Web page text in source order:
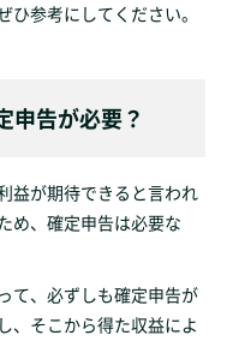
参考にしてください。
申告が必要？
益が期待できると言われ
め、確定申告は必要な
て、必ずしも確定申告が
、そこから得た収益によ